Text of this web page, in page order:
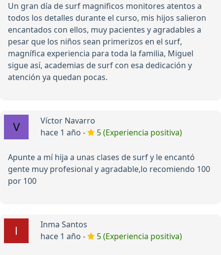
Un gran día de surf magnificos monitores atentos a
todos los detalles durante el curso, mis hijos salieron
encantados con ellos, muy pacientes y agradables a
pesar que los niños sean primerizos en el surf,
magnífica experiencia para toda la familia, Miguel
sigue así, academias de surf con esa dedicación y
atención ya quedan pocas.
Víctor Navarro
hace 1 año -
5 (Experiencia positiva)
Apunte a mí hija a unas clases de surf y le encantó
gente muy profesional y agradable,lo recomiendo 100
por 100
Inma Santos
hace 1 año -
5 (Experiencia positiva)